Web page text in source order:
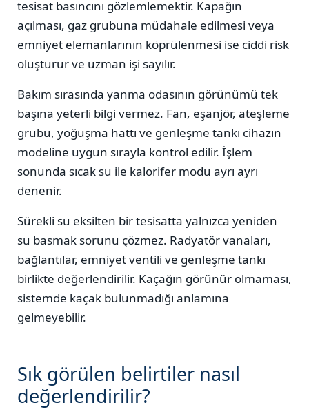
tesisat basıncını gözlemlemektir. Kapağın
açılması, gaz grubuna müdahale edilmesi veya
emniyet elemanlarının köprülenmesi ise ciddi risk
oluşturur ve uzman işi sayılır.
Bakım sırasında yanma odasının görünümü tek
başına yeterli bilgi vermez. Fan, eşanjör, ateşleme
grubu, yoğuşma hattı ve genleşme tankı cihazın
modeline uygun sırayla kontrol edilir. İşlem
sonunda sıcak su ile kalorifer modu ayrı ayrı
denenir.
Sürekli su eksilten bir tesisatta yalnızca yeniden
su basmak sorunu çözmez. Radyatör vanaları,
bağlantılar, emniyet ventili ve genleşme tankı
birlikte değerlendirilir. Kaçağın görünür olmaması,
sistemde kaçak bulunmadığı anlamına
gelmeyebilir.
Sık görülen belirtiler nasıl
değerlendirilir?